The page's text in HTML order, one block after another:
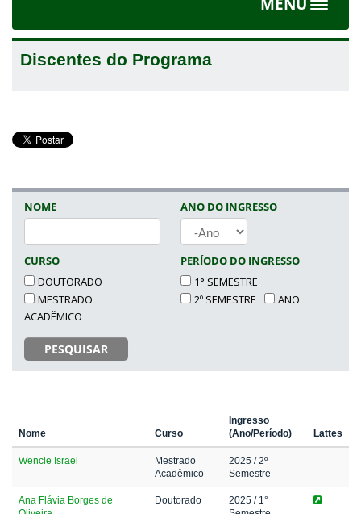
Toggle
Discentes do Programa
NOME
CURSO
DOUTORADO
MESTRADO
ACADÊMICO
PESQUISAR
ANO DO INGRESSO
ANO
PERÍODO DO INGRESSO
1° SEMESTRE
2º SEMESTRE
ANO
Nome Curso
Ingresso
(Ano/Período)
Lattes
Wencie Israel
Mestrado
Acadêmico
2025 / 2º
Semestre
Ana Flávia Borges de
Doutorado 2025 / 1°